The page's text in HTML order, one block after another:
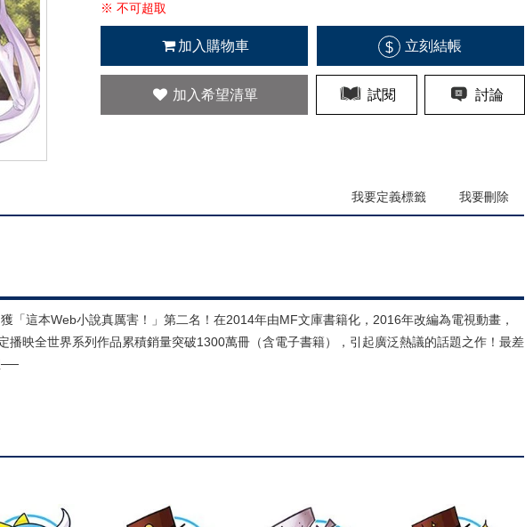
※ 不可超取
加入購物車 $ 立刻結帳
加入希望清單 試閱 討論
我要定義標籤 我要刪除
「這本Web小說真厲害！」第二名！在2014年由MF文庫書籍化，2016年改編為電視動畫，
映全世界系列作品累積銷量突破1300萬冊（含電子書籍），引起廣泛熱議的話題之作！最差
──